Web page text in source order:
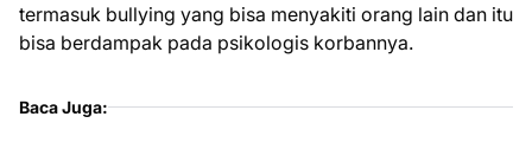
termasuk bullying yang bisa menyakiti orang lain dan itu
bisa berdampak pada psikologis korbannya.
Baca Juga: